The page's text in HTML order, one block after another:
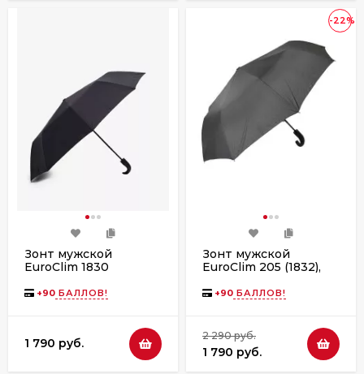
Зонт мужской
EuroClim 1830
крюк
+90 БАЛЛОВ!
1 790 руб.
-22%
Зонт мужской
EuroClim 205 (1832),
крюк
+90 БАЛЛОВ!
2 290 руб.
1 790 руб.